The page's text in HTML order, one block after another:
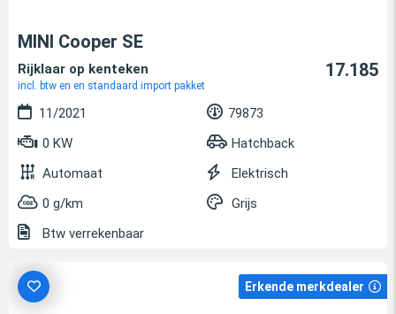
MINI Cooper SE
Rijklaar op kenteken
incl. btw en en standaard import pakket
17.185
11/2021
79873
0 KW
Hatchback
Automaat
Elektrisch
0 g/km
Grijs
Btw verrekenbaar
Erkende merkdealer